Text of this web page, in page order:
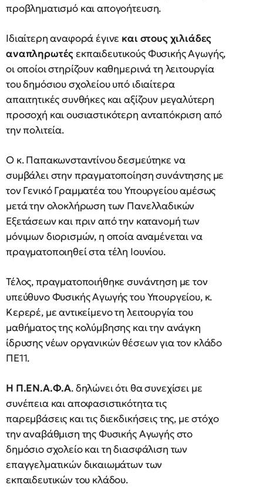
προβληματισμό και απογοήτευση.
Ιδιαίτερη αναφορά έγινε και στους χιλιάδες
αναπληρωτέςεκπαιδευτικούς Φυσικής Αγωγής,
οι οποίοι στηρίζουν καθημερινά τη λειτουργία
του δημόσιου σχολείου υπό ιδιαίτερα
απαιτητικές συνθήκες και αξίζουν μεγαλύτερη
προσοχή και ουσιαστικότερη ανταπόκριση από
την πολιτεία.
Ο κ. Παπακωνσταντίνου δεσμεύτηκε να
συμβάλει στην πραγματοποίηση συνάντησης με
τον Γενικό Γραμματέα του Υπουργείου αμέσως
μετά την ολοκλήρωση των Πανελλαδικών
Εξετάσεων και πριν από την κατανομή των
μόνιμων διορισμών, η οποία αναμένεται να
πραγματοποιηθεί στα τέλη Ιουνίου.
Τέλος, πραγματοποιήθηκε συνάντηση με τον
υπεύθυνο Φυσικής Αγωγής του Υπουργείου, κ.
Κερερέ, με αντικείμενο τη λειτουργία του
μαθήματος της κολύμβησης και την ανάγκη
ίδρυσης νέων οργανικών θέσεων για τον κλάδο
ΠΕ11.
Η Π.ΕΝ.Α.Φ.Α. δηλώνει ότι θα συνεχίσει με
συνέπεια και αποφασιστικότητα τις
παρεμβάσεις και τις διεκδικήσεις της, με στόχο
την αναβάθμιση της Φυσικής Αγωγής στο
δημόσιο σχολείο και τη διασφάλιση των
επαγγελματικών δικαιωμάτων των
εκπαιδευτικών του κλάδου.